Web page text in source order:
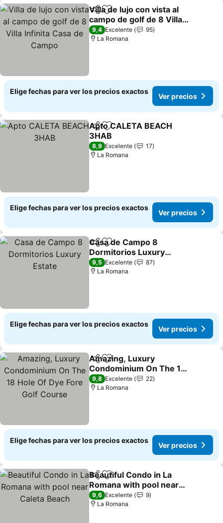
CompartirAgregar a favoritos
Villa de lujo con vista al
campo de golf de 8 Villa
Infinita Casa de Campo
9,4 Excelente
95
La Romana
Elige fechas para ver los precios exactos
Ver precios
CompartirAgregar a favoritos
Apto CALETA BEACH
3HAB
8,9 Excelente
17
La Romana
Elige fechas para ver los precios exactos
Ver precios
CompartirAgregar a favoritos
Casa de Campo 8
Dormitorios Luxury
Estate
9,5 Excelente
87
La Romana
Elige fechas para ver los precios exactos
Ver precios
CompartirAgregar a favoritos
Amazing, Luxury
Condominium On The 18
Hole Of Dye Fore Golf
Course
9,8 Excelente
22
La Romana
Elige fechas para ver los precios exactos
Ver precios
CompartirAgregar a favoritos
Beautiful Condo in La
Romana with pool near
Caleta Beach
9,6 Excelente
9
La Romana